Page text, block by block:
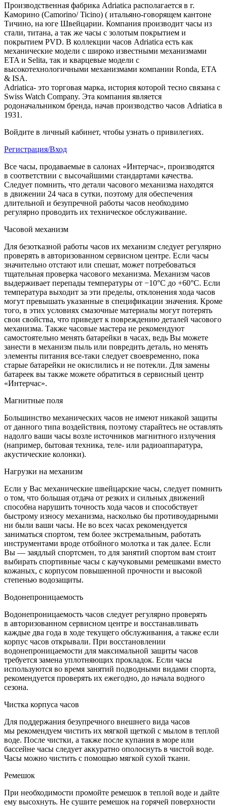
Производственная фабрика Adriatica располагается в г.
Каморино (Camorino/ Ticino) ( итальяно-говорящем кантоне
Тичино, на юге Швейцарии. Компания производит часы из
стали, титана, а так же часы с золотым покрытием и
покрытием PVD. В коллекции часов Adriatica есть как
механические модели с широко известными механизмами
ETA и Selita, так и кварцевые модели с
высокотехнологичными механизмами компании Ronda, ETA
& ISA.
Adriatica- это торговая марка, история которой тесно связана с
Swiss Watch Company. Эта компания является
родоначальником бренда, начав производство часов Adriatica в
1931.
Войдите в личный кабинет, чтобы узнать о привилегиях.
Регистрация/Вход
Все часы, продаваемые в салонах «Интерчас», производятся
в соответствии с высочайшими стандартами качества.
Следует помнить, что детали часового механизма находятся
в движении 24 часа в сутки, поэтому для обеспечения
длительной и безупречной работы часов необходимо
регулярно проводить их техническое обслуживание.
Часовой механизм
Для безотказной работы часов их механизм следует регулярно
проверять в авторизованном сервисном центре. Если часы
значительно отстают или спешат, может потребоваться
тщательная проверка часового механизма. Механизм часов
выдерживает перепады температуры от −10°C до +60°C. Если
температура выходит за эти пределы, отклонения хода часов
могут превышать указанные в спецификации значения. Кроме
того, в этих условиях смазочные материалы могут потерять
свои свойства, что приведет к повреждению деталей часового
механизма. Также часовые мастера не рекомендуют
самостоятельно менять батарейки в часах, ведь Вы можете
занести в механизм пыль или повредить деталь, но менять
элементы питания все-таки следует своевременно, пока
старые батарейки не окислились и не потекли. Для замены
батареек вы также можете обратиться в сервисный центр
«Интерчас».
Магнитные поля
Большинство механических часов не имеют никакой защиты
от данного типа воздействия, поэтому старайтесь не оставлять
надолго ваши часы возле источников магнитного излучения
(например, бытовая техника, теле- или радиоаппаратура,
акустические колонки).
Нагрузки на механизм
Если у Вас механические швейцарские часы, следует помнить
о том, что большая отдача от резких и сильных движений
способна нарушить точность хода часов и способствует
быстрому износу механизма, насколько бы противоударными
ни были ваши часы. Не во всех часах рекомендуется
заниматься спортом, тем более экстремальным, работать
инструментами вроде отбойного молотка и так далее. Если
Вы — заядлый спортсмен, то для занятий спортом вам стоит
выбирать спортивные часы с каучуковыми ремешками вместо
кожаных, с корпусом повышенной прочности и высокой
степенью водозащиты.
Водонепроницаемость
Водонепроницаемость часов следует регулярно проверять
в авторизованном сервисном центре и восстанавливать
каждые два года в ходе текущего обслуживания, а также если
корпус часов открывали. При восстановлении
водонепроницаемости для максимальной защиты часов
требуется замена уплотняющих прокладок. Если часы
используются во время занятий подводными видами спорта,
рекомендуется проверять их ежегодно, до начала водного
сезона.
Чистка корпуса часов
Для поддержания безупречного внешнего вида часов
мы рекомендуем чистить их мягкой щеткой с мылом в теплой
воде. После чистки, а также после купания в море или
бассейне часы следует аккуратно ополоснуть в чистой воде.
Часы можно чистить с помощью мягкой сухой ткани.
Ремешок
При необходимости промойте ремешок в теплой воде и дайте
ему высохнуть. Не сушите ремешок на горячей поверхности